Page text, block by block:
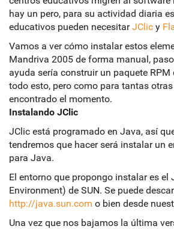
hay un pero, para su actividad diaria
educativos pueden necesitarJClic y
Vamos a ver cómo instalar estos
Mandriva 2005 de forma manual,
ayuda sería construir un paquete
todo esto, pero como para tantas
encontrado el momento.
Instalando JClic
JClic está programado en Java, así
tendremos que hacer será instalar un
para Java.
El entorno que propongo instalar es el
Environment) de SUN. Se puede
http://java.sun.com o bien desde
Una vez que nos bajamos la última